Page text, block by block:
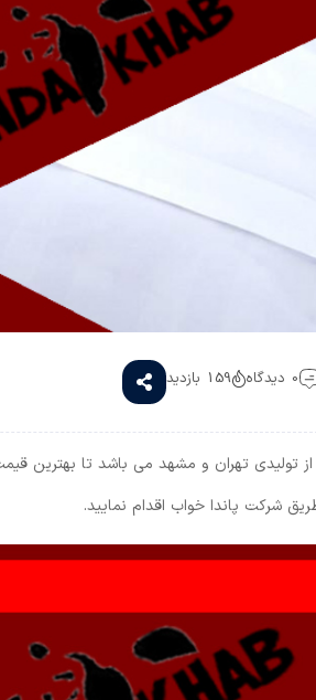
0 دیدگاه 159 بازدید
تولیدی تهران و مشهد می باشد تا بهترین
طریق شرکت پاندا خواب اقدام نمایید.